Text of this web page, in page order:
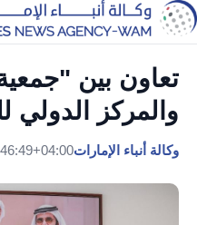
تعاون بين
والمركز الدولي
وكالة أنباء الإمارات